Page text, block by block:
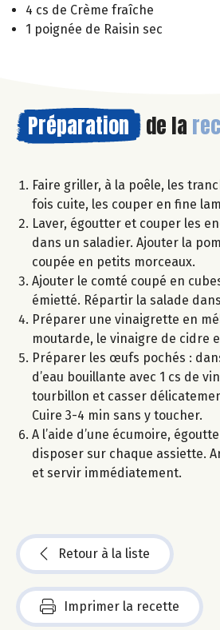
4 cs de Crème fraîche
1 poignée de Raisin sec
Préparation de la
Faire griller, à la poêle, les
fois cuite, les couper en fine
Laver, égoutter et couper les
dans un saladier. Ajouter la
coupée en petits morceaux.
Ajouter le comté coupé en
émietté. Répartir la salade
Préparer une vinaigrette en
moutarde, le vinaigre de cidre
Préparer les œufs pochés :
d’eau bouillante avec 1 cs de
tourbillon et casser
Cuire 3-4 min sans y toucher.
A l’aide d’une écumoire,
disposer sur chaque assiette.
et servir immédiatement.
Retour à la liste
Imprimer la recette